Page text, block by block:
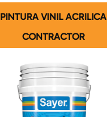
PINTURA VINIL ACRILICA
CONTRACTOR